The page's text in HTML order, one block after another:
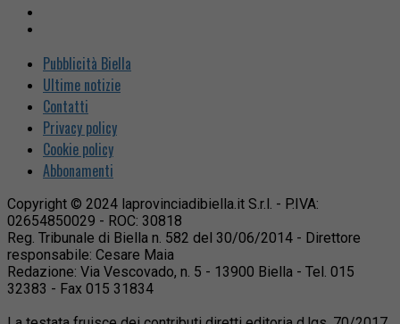
Pubblicità Biella
Ultime notizie
Contatti
Privacy policy
Cookie policy
Abbonamenti
Copyright © 2024 laprovinciadibiella.it S.r.l. - P.IVA:
02654850029 - ROC: 30818
Reg. Tribunale di Biella n. 582 del 30/06/2014 - Direttore
responsabile: Cesare Maia
Redazione: Via Vescovado, n. 5 - 13900 Biella - Tel. 015
32383 - Fax 015 31834